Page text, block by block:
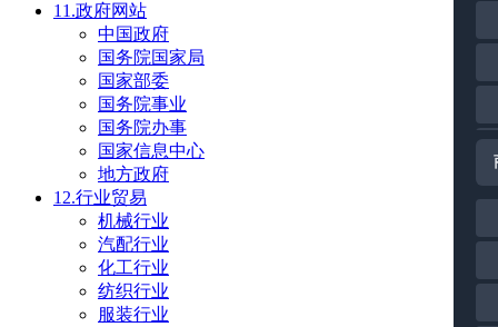
11.政府网站
中国政府
国务院国家局
国家部委
国务院事业
国务院办事
国家信息中心
地方政府
12.行业贸易
机械行业
汽配行业
化工行业
纺织行业
服装行业